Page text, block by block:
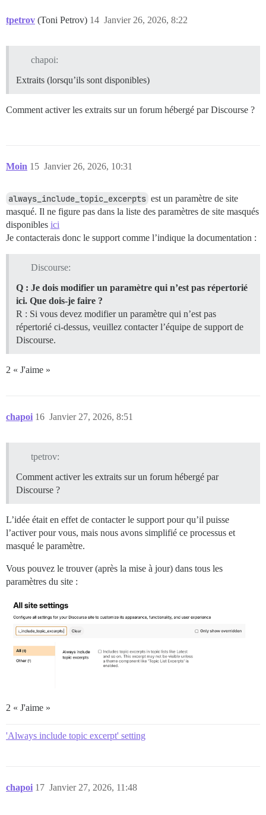
tpetrov (Toni Petrov) Janvier 26, 2026, 8:22
14
chapoi:
Extraits (lorsqu’ils sont disponibles)
Comment activer les extraits sur un forum hébergé par Discourse ?
Moin Janvier 26, 2026, 10:31
15
always_include_topic_excerpts est un paramètre de site
masqué. Il ne figure pas dans la liste des paramètres de site masqués
disponibles ici
Je contacterais donc le support comme l’indique la documentation :
Discourse:
Q : Je dois modifier un paramètre qui n’est pas répertorié
ici. Que dois-je faire ?
R : Si vous devez modifier un paramètre qui n’est pas
répertorié ci-dessus, veuillez contacter l’équipe de support de
Discourse.
2 « J'aime »
chapoi Janvier 27, 2026, 8:51
16
tpetrov:
Comment activer les extraits sur un forum hébergé par
Discourse ?
L’idée était en effet de contacter le support pour qu’il puisse
l’activer pour vous, mais nous avons simplifié ce processus et
masqué le paramètre.
Vous pouvez le trouver (après la mise à jour) dans tous les
paramètres du site :
2 « J'aime »
'Always include topic excerpt' setting
chapoi Janvier 27, 2026, 11:48
17